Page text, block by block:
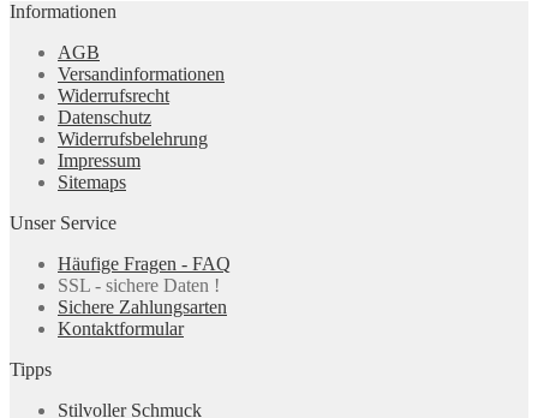
Informationen
AGB
Versandinformationen
Widerrufsrecht
Datenschutz
Widerrufsbelehrung
Impressum
Sitemaps
Unser Service
Häufige Fragen - FAQ
SSL - sichere Daten !
Sichere Zahlungsarten
Kontaktformular
Tipps
Stilvoller Schmuck